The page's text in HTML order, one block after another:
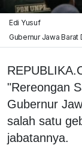
Edi Yusuf
Gubernur Jawa
"Rereongan
Gubernur
salah satu
jabatannya.